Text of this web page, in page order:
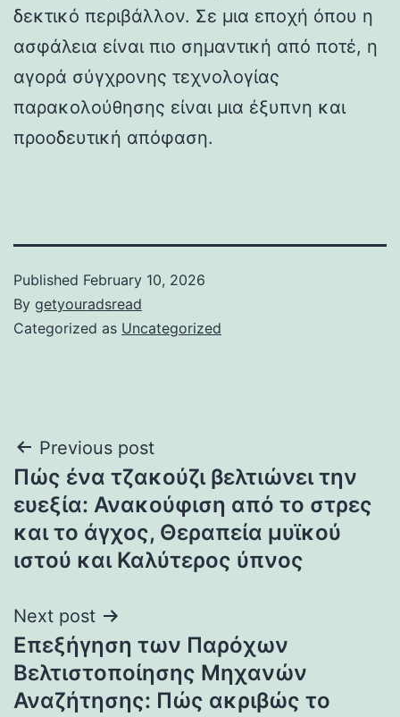
δεκτικό περιβάλλον. Σε μια εποχή όπου η
ασφάλεια είναι πιο σημαντική από ποτέ, η
αγορά σύγχρονης τεχνολογίας
παρακολούθησης είναι μια έξυπνη και
προοδευτική απόφαση.
Published February 10, 2026
By getyouradsread
Categorized as Uncategorized
Post
navigation
Previous post
Πώς ένα τζακούζι βελτιώνει την
ευεξία: Ανακούφιση από το στρες
και το άγχος, Θεραπεία μυϊκού
ιστού και Καλύτερος ύπνος
Next post
Επεξήγηση των Παρόχων
Βελτιστοποίησης Μηχανών
Αναζήτησης: Πώς ακριβώς το